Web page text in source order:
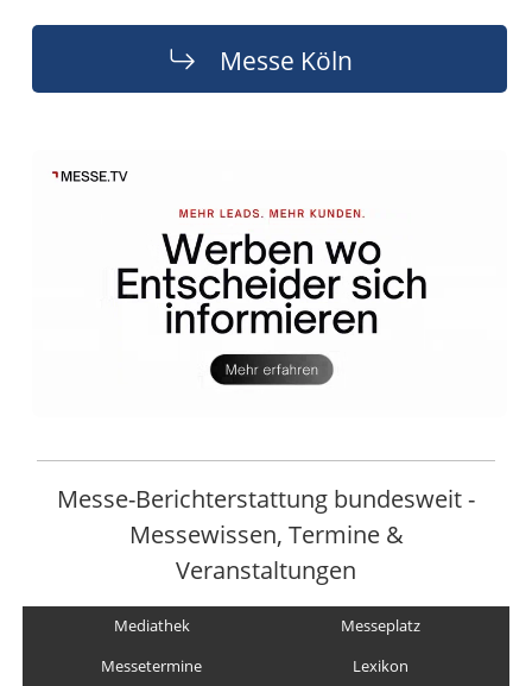
Messe Köln
Messe-Berichterstattung bundesweit -
Messewissen, Termine &
Veranstaltungen
Mediathek
Messeplatz
Messetermine
Lexikon